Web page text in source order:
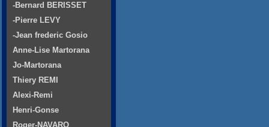
-Bernard BERISSET
-Pierre LEVY
-Jean frederic Gosio
Anne-Lise Martorana
Jo-Martorana
Thiery REMI
Alexi-Remi
Henri-Gonse
Roger-NAVARO